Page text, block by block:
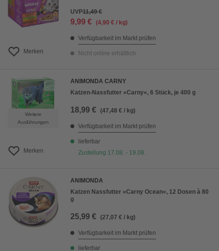
Merken
UVP11,49 €
9,99 € (4,90 € / kg)
Verfügbarkeit im Markt prüfen
Nicht online erhältlich
Weitere
Ausführungen
Merken
ANIMONDA CARNY
Katzen-Nassfutter »Carny«, 6 Stück, je 400 g
18,99 € (47,48 € / kg)
Verfügbarkeit im Markt prüfen
lieferbar
Zustellung 17.08. - 19.08.
ANIMONDA
Katzen Nassfutter »Carny Ocean«, 12 Dosen à 80
g
25,99 € (27,07 € / kg)
Verfügbarkeit im Markt prüfen
lieferbar